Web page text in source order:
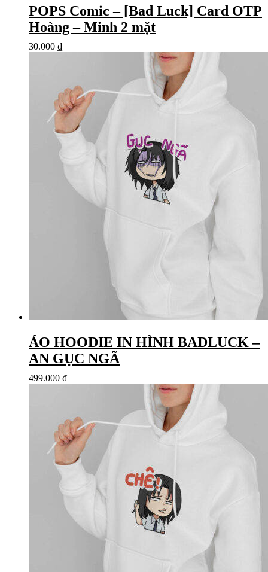
POPS Comic – [Bad Luck] Card OTP
Hoàng – Minh 2 mặt
30.000 ₫
ÁO HOODIE IN HÌNH BADLUCK –
AN GỤC NGÃ
499.000 ₫